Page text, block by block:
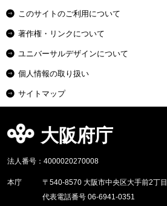
このサイトのご利用について
著作権・リンクについて
ユニバーサルデザインについて
個人情報の取り扱い
サイトマップ
大阪府庁
法人番号：4000020270008
本庁
〒540-8570 大阪市中央区大手前2丁目
代表電話番号 06-6941-0351